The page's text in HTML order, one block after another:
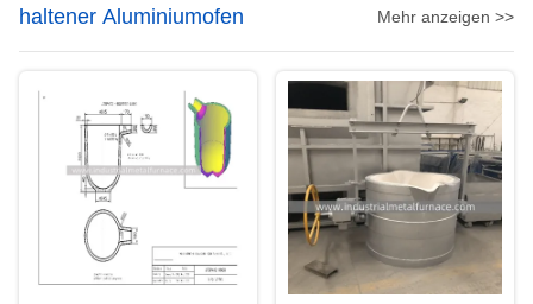
haltener Aluminiumofen Mehr anzeigen >>